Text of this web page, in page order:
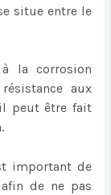
situe entre le
la corrosion
aux
peut être fait
important de
de ne pas